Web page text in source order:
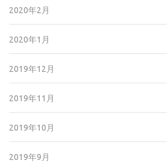
2020年2月
2020年1月
2019年12月
2019年11月
2019年10月
2019年9月